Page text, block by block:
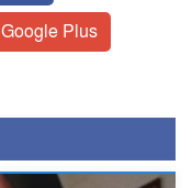
Google Plus